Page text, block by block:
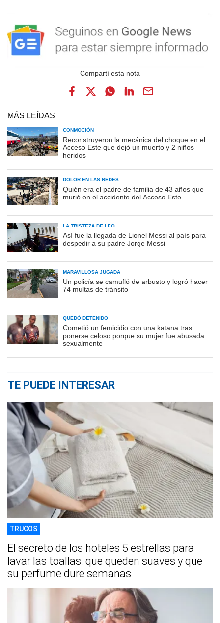
MÁS LEÍDAS
CONMOCIÓN
Reconstruyeron la mecánica del choque en el
Acceso Este que dejó un muerto y 2 niños
heridos
DOLOR EN LAS REDES
Quién era el padre de familia de 43 años que
murió en el accidente del Acceso Este
LA TRISTEZA DE LEO
Así fue la llegada de Lionel Messi al país para
despedir a su padre Jorge Messi
MARAVILLOSA JUGADA
Un policía se camufló de arbusto y logró hacer
74 multas de tránsito
QUEDÓ DETENIDO
Cometió un femicidio con una katana tras
ponerse celoso porque su mujer fue abusada
sexualmente
TE PUEDE INTERESAR
TRUCOS
El secreto de los hoteles 5 estrellas para
lavar las toallas, que queden suaves y que
su perfume dure semanas